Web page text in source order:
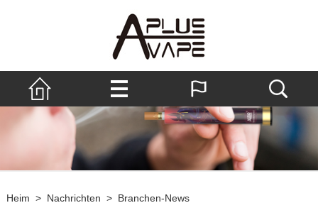
Heim > Nachrichten > Branchen-News